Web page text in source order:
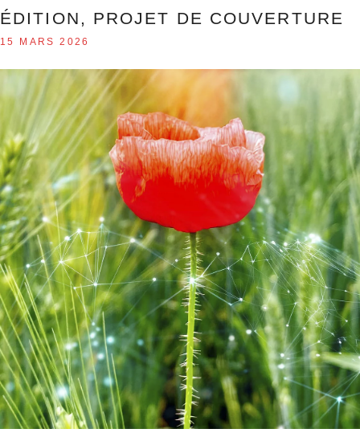
ÉDITION, PROJET DE COUVERTURE
15 MARS 2026